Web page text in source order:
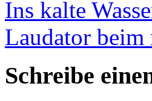
Ins kalte
Laudator
Schreibe